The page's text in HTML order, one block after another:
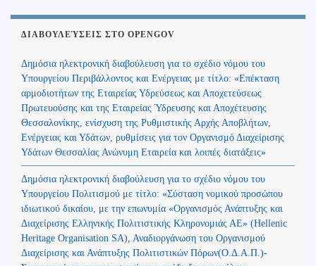
ΔΙΑΒΟΥΛΕΎΣΕΙΣ ΣΤΟ OPENGOV
Δημόσια ηλεκτρονική διαβούλευση για το σχέδιο νόμου του
Υπουργείου Περιβάλλοντος και Ενέργειας με τίτλο: «Επέκταση
αρμοδιοτήτων της Εταιρείας Υδρεύσεως και Αποχετεύσεως
Πρωτευούσης και της Εταιρείας Ύδρευσης και Αποχέτευσης
Θεσσαλονίκης, ενίσχυση της Ρυθμιστικής Αρχής Αποβλήτων,
Ενέργειας και Υδάτων, ρυθμίσεις για τον Οργανισμό Διαχείρισης
Υδάτων Θεσσαλίας Ανώνυμη Εταιρεία και λοιπές διατάξεις»
Δημόσια ηλεκτρονική διαβούλευση για το σχέδιο νόμου του
Υπουργείου Πολιτισμού με τίτλο: «Σύσταση νομικού προσώπου
ιδιωτικού δικαίου, με την επωνυμία «Οργανισμός Ανάπτυξης και
Διαχείρισης Ελληνικής Πολιτιστικής Κληρονομιάς ΑΕ» (Hellenic
Heritage Organisation SA), Αναδιοργάνωση του Οργανισμού
Διαχείρισης και Ανάπτυξης Πολιτιστικών Πόρων(Ο.Δ.Α.Π.)-